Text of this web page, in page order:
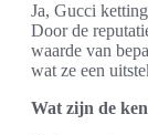
Ja, Gucci
Door de
waarde van
wat ze een
Wat zijn de